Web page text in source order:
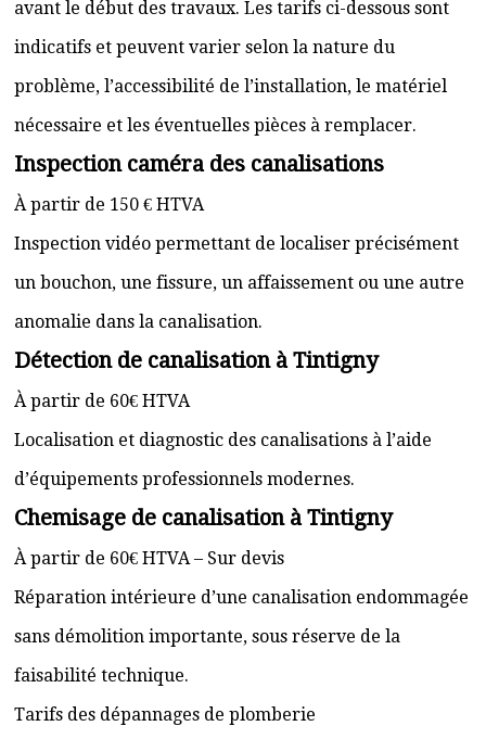
avant le début des travaux. Les tarifs ci-dessous sont
indicatifs et peuvent varier selon la nature du
problème, l’accessibilité de l’installation, le matériel
nécessaire et les éventuelles pièces à remplacer.
Inspection caméra des canalisations
À partir de 150 € HTVA
Inspection vidéo permettant de localiser précisément
un bouchon, une fissure, un affaissement ou une autre
anomalie dans la canalisation.
Détection de canalisation à Tintigny
À partir de 60€ HTVA
Localisation et diagnostic des canalisations à l’aide
d’équipements professionnels modernes.
Chemisage de canalisation à Tintigny
À partir de 60€ HTVA – Sur devis
Réparation intérieure d’une canalisation endommagée
sans démolition importante, sous réserve de la
faisabilité technique.
Tarifs des dépannages de plomberie